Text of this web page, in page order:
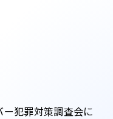
犯罪対策調査会に